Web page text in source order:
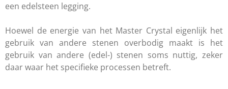
een edelsteen legging.
Hoewel de energie van het Master Crystal eigenlijk het
gebruik van andere stenen overbodig maakt is het
gebruik van andere (edel-) stenen soms nuttig, zeker
daar waar het specifieke processen betreft.